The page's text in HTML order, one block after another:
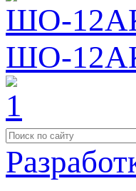
ШО-